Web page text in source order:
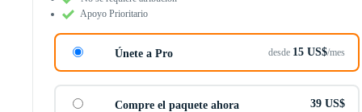
Apoyo Prioritario
Únete a Pro desde 15 US$/mes
Compre el paquete ahora 39 US$